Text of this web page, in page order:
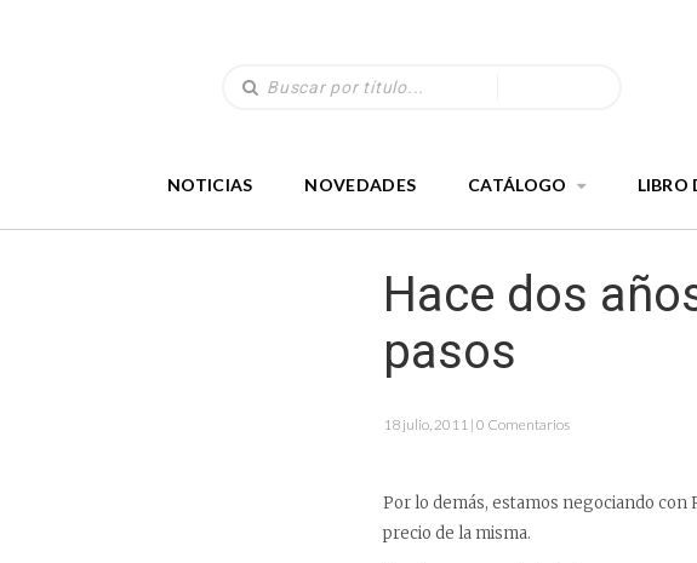
NOTICIAS NOVEDADES CATÁLOGO LIBRO
Hace dos
pasos
18 julio, 2011 | 0 Comentarios
Por lo demás, estamos negociando con
precio de la misma.